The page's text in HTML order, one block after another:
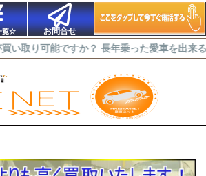
覧☆ お問合せ
か？ 長年乗った愛車を出来るだけ高く買